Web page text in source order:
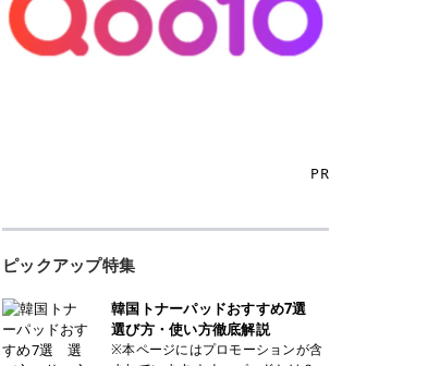
PR
ピックアップ特集
韓国トナーパッドおすすめ7選
選び方・使い方徹底解説
※本ページにはプロモーションが含